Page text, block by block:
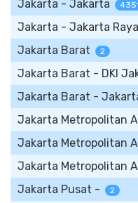
Jakarta - Jakarta
Jakarta - Jakarta Raya
Jakarta Barat 2
Jakarta Barat - DKI
Jakarta Barat -
Jakarta Metropolitan
Jakarta Metropolitan
Jakarta Metropolitan
Jakarta Pusat - 2